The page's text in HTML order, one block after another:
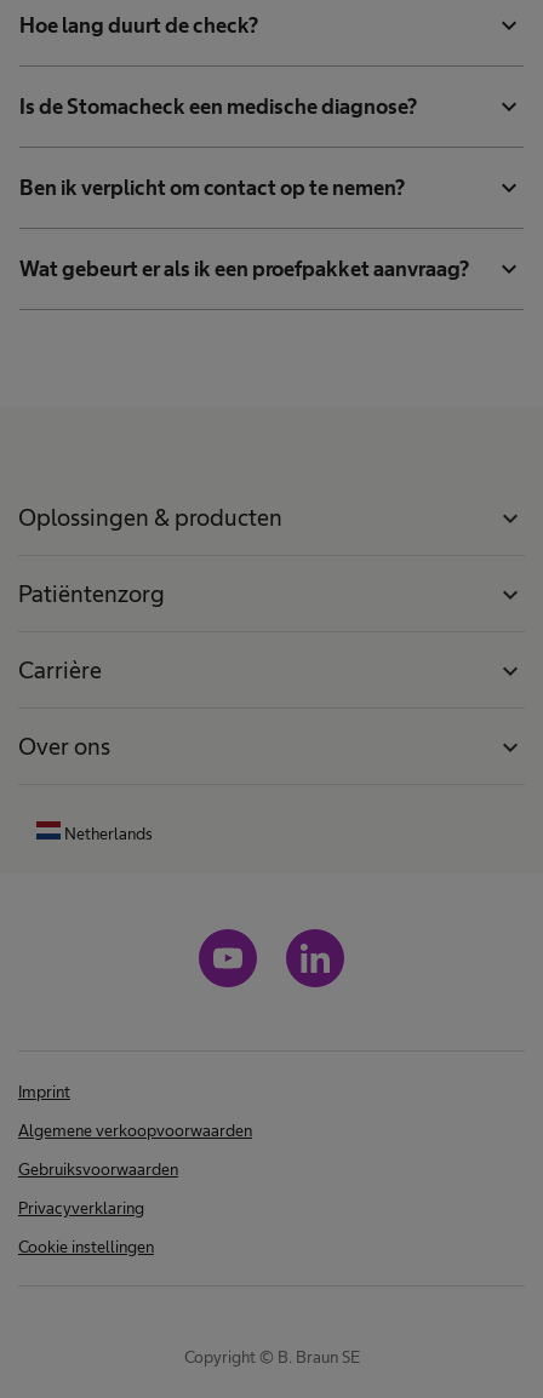
Hoe lang duurt de check? expand_more
Is de Stomacheck een medische diagnose? expand_more
Ben ik verplicht om contact op te nemen? expand_more
Wat gebeurt er als ik een proefpakket aanvraag? expand_more
Oplossingen & producten expand_more
Patiëntenzorg expand_more
Carrière expand_more
Over ons expand_more
Netherlands
Imprint
Algemene verkoopvoorwaarden
Gebruiksvoorwaarden
Privacyverklaring
Cookie instellingen
Copyright © B. Braun SE